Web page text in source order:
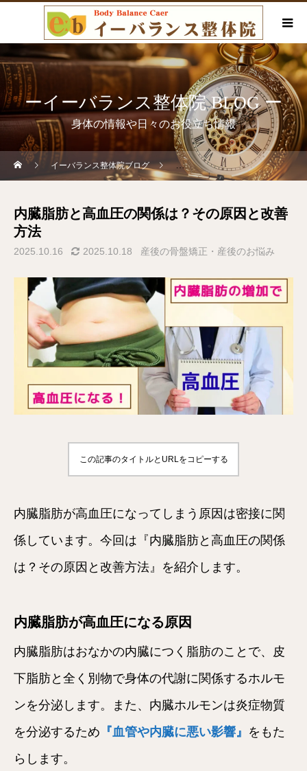
ーイーバランス整体院 BLOG ー
身体の情報や日々のお役立ち情報
イーバランス整体院ブログ 産後の骨盤矯正・産後のお悩み
内臓脂肪と高血圧の関係は？その原因と改善
方法
2025.10.16 2025.10.18 産後の骨盤矯正・産後のお悩み
この記事のタイトルとURLをコピーする
内臓脂肪が高血圧になってしまう原因は密接に関
係しています。今回は『内臓脂肪と高血圧の関係
は？その原因と改善方法』を紹介します。
内臓脂肪が高血圧になる原因
内臓脂肪はおなかの内臓につく脂肪のことで、皮
下脂肪と全く別物で身体の代謝に関係するホルモ
ンを分泌します。また、内臓ホルモンは炎症物質
を分泌するため 『血管や内臓に悪い影響』 をもた
らします。